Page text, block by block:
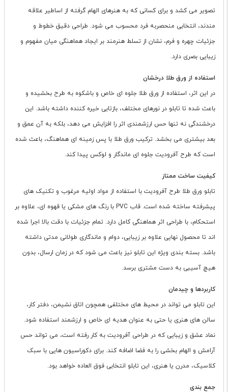
تصویر می کشد و برای کسانی که به هنرهای الهام گرفته از اساطیر علاقه
مندند، انتخابی منحصربه فرد محسوب می شود. طراحی دقیق خطوط و
جزئیات چهره و فرم، نشان از تسلط هنرمند بر ایجاد هماهنگی میان مفهوم و
زیبایی بصری دارد.
استفاده از ورق طلا درخشان
در این اثر، استفاده از ورق طلا جلوه ای خاص و باشکوه به طرح بخشیده و
باعث شده تا تابلو در نورهای مختلف، بازتابی خیره کننده داشته باشد. این
درخشندگی نه تنها حس ارزشمندی اثر را افزایش می دهد، بلکه به آن عمق و
بعد بیشتری می بخشد. ترکیب ورق طلا با پس زمینه ای هماهنگ، باعث شده
است که طرح آفرودیت جلوه ای ماندگار و لوکس پیدا کند.
کیفیت ساخت ممتاز
تابلو ورق طلا طرح آفرودیت با استفاده از مواد اولیه مرغوب و تکنیک های
پیشرفته ساخته شده است. قاب PVC با رنگ های مشکی یا قهوه ای، علاوه بر
استحکام، با طراحی اثر هماهنگی کامل دارد. تمام جزئیات با دقت بالا اجرا شده
اند تا محصول نهایی علاوه بر زیبایی، دوام و ماندگاری طولانی مدتی داشته
باشد. بسته بندی ویژه این تابلو نیز باعث می شود که در زمان ارسال، بدون
هیچ آسیبی به دست مشتری برسد.
کاربردها و چیدمان
این تابلو می تواند در محیط های مختلفی همچون اتاق نشیمن، دفتر کار،
سالن های هنری یا حتی به عنوان هدیه ای خاص و ارزشمند استفاده شود.
نماد عشق و زیبایی که در طراحی آفرودیت به کار رفته است، می تواند حس
آرامش و الهام بخشی را به فضا اضافه کند. برای دکوراسیون هایی با سبک
کلاسیک، مدرن یا هنری، این تابلو انتخابی فوق العاده خواهد بود.
جمع بندی